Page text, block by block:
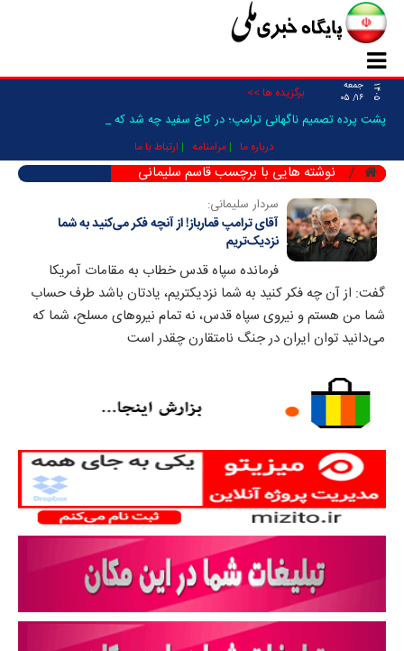
۱۴۰۵
جمعه
۱۶/ ۰۵
برگزیده ها >>
پشت پرده تصمیم ناگهانی ترامپ؛ در کاخ سفید چه شد که حم_
درباره ما مرامنامه ارتباط با ما
نوشته هایی با برچسب قاسم سلیمانی
سردار سلیمانی:
آقای ترامپ قمارباز! از آنچه فکر می‌کنید به شما
نزدیک‌تریم
فرمانده سپاه قدس خطاب به مقامات آمریکا
گفت: از آن چه فکر کنید به شما نزدیکتریم، یادتان باشد طرف حساب
شما من هستم و نیروی سپاه قدس، نه تمام نیروهای مسلح، شما که
می‌دانید توان ایران در جنگ نامتقارن چقدر است